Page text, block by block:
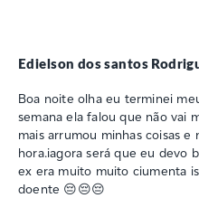
Edielson dos santos
Boa noite olha eu terminei
semana ela falou que não vai
mais arrumou minhas coisas
hora.iagora será que eu devo
ex era muito muito ciumenta
doente 😔😔😔